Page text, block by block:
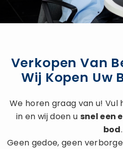
Verkopen Van
Wij Kopen Uw
We horen graag van u! Vul
in en wij doen u snel een
bod.
Geen gedoe, geen